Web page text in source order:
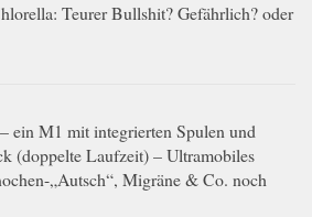
Teurer Bullshit? Gefährlich? oder
ein M1 mit integrierten Spulen und
(doppelte Laufzeit) – Ultramobiles
„Autsch“, Migräne & Co. noch